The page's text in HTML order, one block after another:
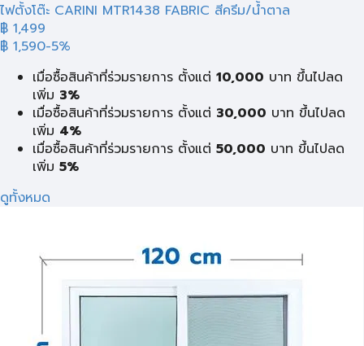
ไฟตั้งโต๊ะ CARINI MTR1438 FABRIC สีครีม/น้ำตาล
฿ 1,499
฿ 1,590-5%
เมื่อซื้อสินค้าที่ร่วมรายการ ตั้งแต่ 10,000 บาท ขึ้นไปลด
เพิ่ม 3%
เมื่อซื้อสินค้าที่ร่วมรายการ ตั้งแต่ 30,000 บาท ขึ้นไปลด
เพิ่ม 4%
เมื่อซื้อสินค้าที่ร่วมรายการ ตั้งแต่ 50,000 บาท ขึ้นไปลด
เพิ่ม 5%
ดูทั้งหมด